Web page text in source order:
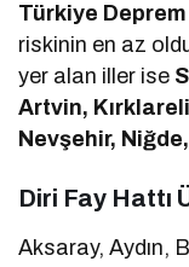
Türkiye
riskinin en az
yer alan iller ise
Artvin,
Nevşehir,
Diri Fay Hattı
Aksaray, Aydın,